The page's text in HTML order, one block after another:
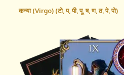
कन्या (Virgo) (टो,प,पी,पू,ष,ण,ठ,पे,पो)